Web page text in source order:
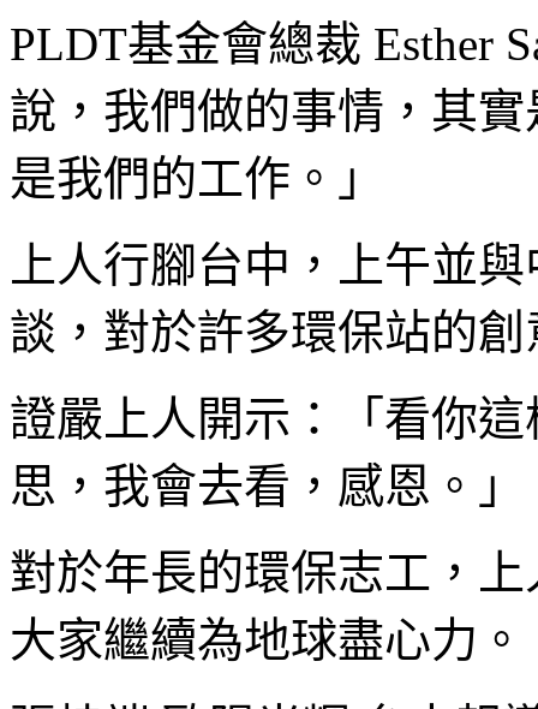
PLDT基金會總裁 Esther
說，我們做的事情，其
是我們的工作。」
上人行腳台中，上午並
談，對於許多環保站的
證嚴上人開示：「看你
思，我會去看，感恩。」
對於年長的環保志工，
大家繼續為地球盡心力。